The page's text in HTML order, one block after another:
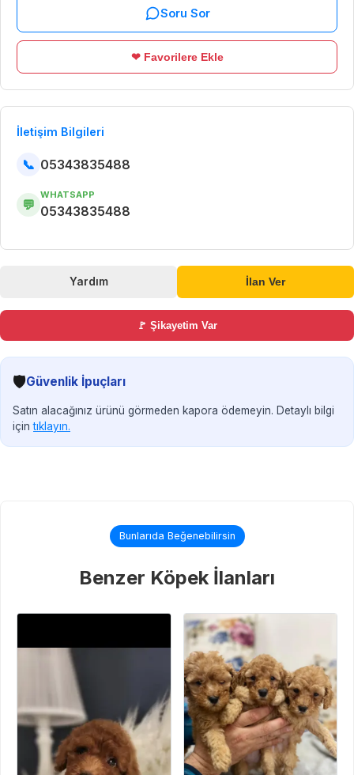
Soru Sor
❤ Favorilere Ekle
İletişim Bilgileri
📞 05343835488
💬
WHATSAPP
05343835488
Yardım İlan Ver
🚩 Şikayetim Var
🛡️Güvenlik İpuçları
Satın alacağınız ürünü görmeden kapora ödemeyin. Detaylı bilgi
içintıklayın.
Bunlarıda Beğenebilirsin
Benzer Köpek İlanları